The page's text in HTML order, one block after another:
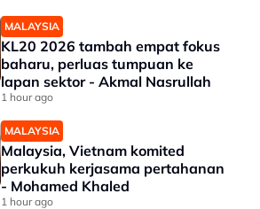
MALAYSIA
KL20 2026 tambah empat fokus
baharu, perluas tumpuan ke
lapan sektor - Akmal Nasrullah
1 hour ago
MALAYSIA
Malaysia, Vietnam komited
perkukuh kerjasama pertahanan
- Mohamed Khaled
1 hour ago